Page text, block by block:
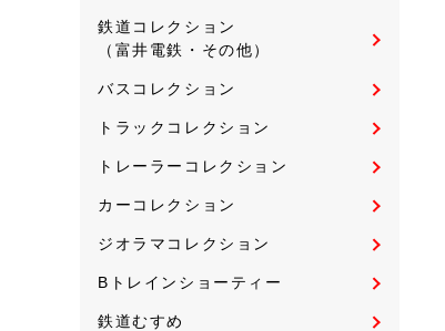
鉄道コレクション
（富井電鉄・その他）
バスコレクション
トラックコレクション
トレーラーコレクション
カーコレクション
ジオラマコレクション
Bトレインショーティー
鉄道むすめ